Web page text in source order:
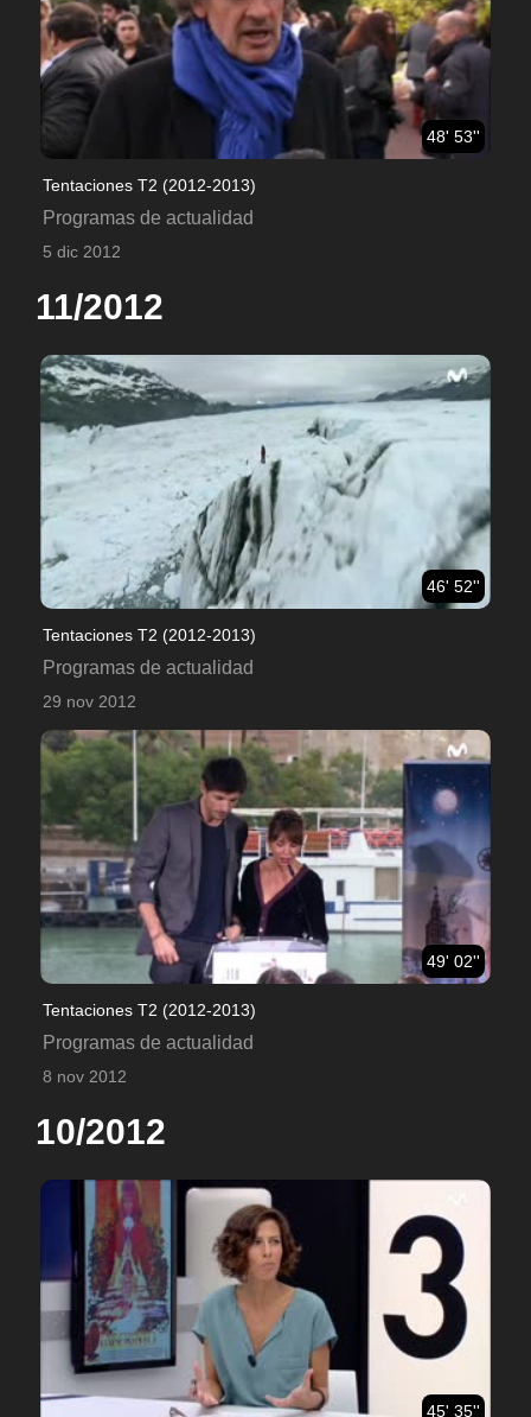
48' 53''
Tentaciones T2 (2012-2013)
Programas de actualidad
5 dic 2012
11/2012
46' 52''
Tentaciones T2 (2012-2013)
Programas de actualidad
29 nov 2012
49' 02''
Tentaciones T2 (2012-2013)
Programas de actualidad
8 nov 2012
10/2012
45' 35''